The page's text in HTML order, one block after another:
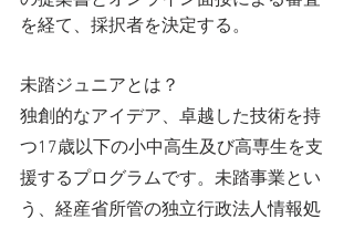
を経て、採択者を決定する。
未踏ジュニアとは？
独創的なアイデア、卓越した技術を持
つ17歳以下の小中高生及び高専生を支
援するプログラムです。未踏事業とい
う、経産省所管の独立行政法人情報処